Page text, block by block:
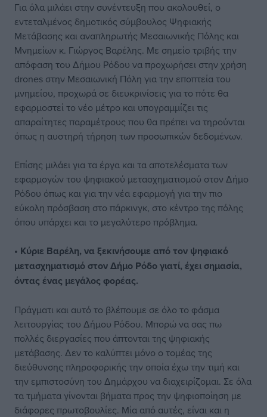
Για όλα μιλάει στην συνέντευξη που ακολουθεί, ο
εντεταλμένος δημοτικός σύμβουλος Ψηφιακής
Μετάβασης και αναπληρωτής Μεσαιωνικής Πόλης και
Μνημείων κ. Γιώργος Βαρέλης. Με σημείο τριβής την
απόφαση του Δήμου Ρόδου να προχωρήσει στην χρήση
drones στην Μεσαιωνική Πόλη για την εποπτεία του
μνημείου, προχωρά σε διευκρινίσεις για το πότε θα
εφαρμοστεί το νέο μέτρο και υπογραμμίζει τις
απαραίτητες παραμέτρους που θα πρέπει να τηρούνται
όπως η αυστηρή τήρηση των προσωπικών δεδομένων.
Επίσης μιλάει για τα έργα και τα αποτελέσματα των
εφαρμογών του ψηφιακού μετασχηματισμού στον Δήμο
Ρόδου όπως και για την νέα εφαρμογή για την πιο
εύκολη πρόσβαση στο πάρκινγκ, στο κέντρο της πόλης
όπου υπάρχει και το μεγαλύτερο πρόβλημα.
• Κύριε Βαρέλη, να ξεκινήσουμε από τον ψηφιακό
μετασχηματισμό στον Δήμο Ρόδο γιατί, έχει σημασία,
όντας ένας μεγάλος φορέας.
Πράγματι και αυτό το βλέπουμε σε όλο το φάσμα
λειτουργίας του Δήμου Ρόδου. Μπορώ να σας πω
πολλές διεργασίες που άπτονται της ψηφιακής
μετάβασης. Δεν το καλύπτει μόνο ο τομέας της
διεύθυνσης πληροφορικής την οποία έχω την τιμή και
την εμπιστοσύνη του Δημάρχου να διαχειρίζομαι. Σε όλα
τα τμήματα γίνονται βήματα προς την ψηφιοποίηση με
διάφορες πρωτοβουλίες. Μία από αυτές, είναι και η